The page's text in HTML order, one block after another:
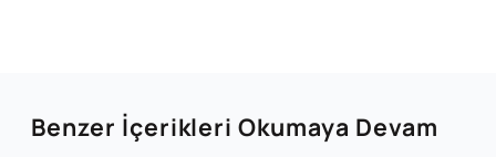
Benzer İçerikleri Okumaya Devam